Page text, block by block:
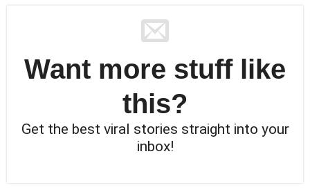
Want more stuff like
this?
Get the best viral stories straight into your
inbox!